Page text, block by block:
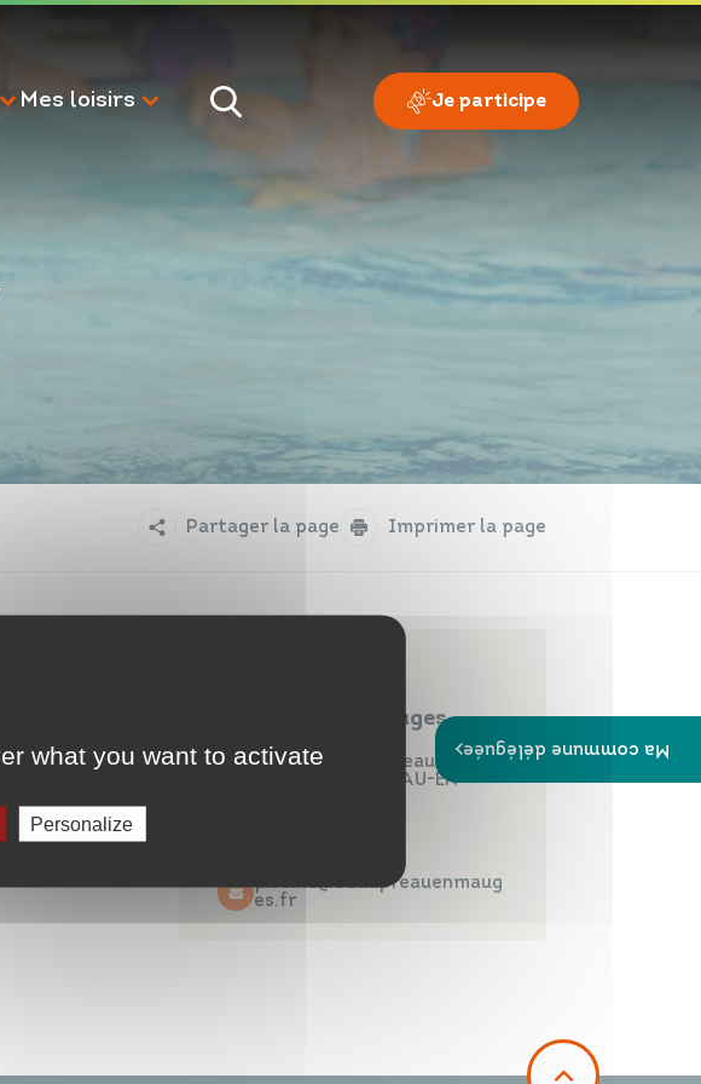
Mes loisirs Je participe
Partager la page Imprimer la page
Piscine Aqua'Mauges
Rue du Haras - Beaupréau
49600 BEAUPRÉAU-EN-
piscine@beaupreauenmaug
es.fr
Ma commune déléguée
Infos travaux
Carte
interactive
what you want to activate
Personalize